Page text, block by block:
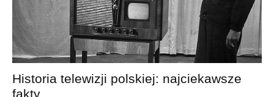
Historia telewizji polskiej: najciekawsze
fakty